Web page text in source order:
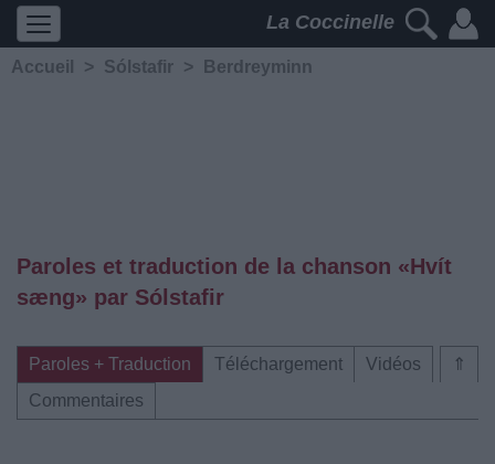
La Coccinelle
Accueil > Sólstafir > Berdreyminn
Paroles et traduction de la chanson «Hvít
sæng» par Sólstafir
⇑
Paroles + Traduction Téléchargement
Vidéos
Commentaires